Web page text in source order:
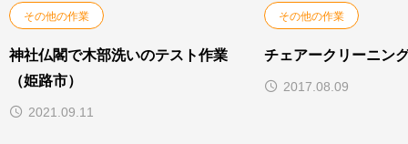
その他の作業
神社仏閣で木部洗いのテスト作業
（姫路市）
2021.09.11
その他の作業
チェアークリーニン
2017.08.09